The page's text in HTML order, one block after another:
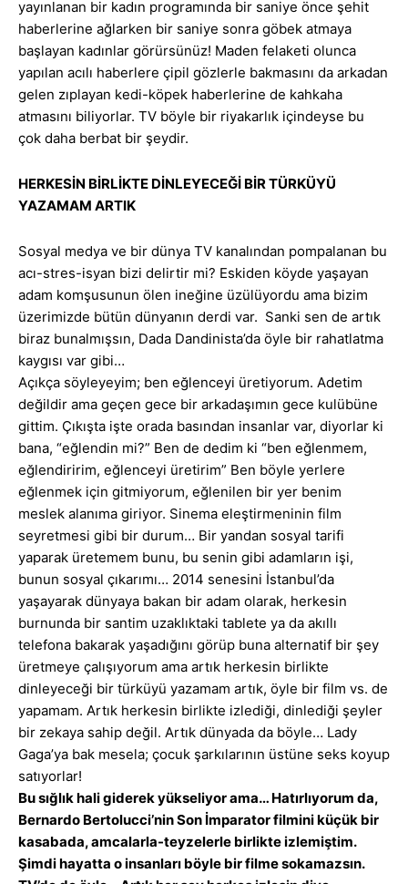
yayınlanan bir kadın programında bir saniye önce şehit
haberlerine ağlarken bir saniye sonra göbek atmaya
başlayan kadınlar görürsünüz! Maden felaketi olunca
yapılan acılı haberlere çipil gözlerle bakmasını da arkadan
gelen zıplayan kedi-köpek haberlerine de kahkaha
atmasını biliyorlar. TV böyle bir riyakarlık içindeyse bu
çok daha berbat bir şeydir.
HERKESİN BİRLİKTE DİNLEYECEĞİ BİR TÜRKÜYÜ
YAZAMAM ARTIK
Sosyal medya ve bir dünya TV kanalından pompalanan bu
acı-stres-isyan bizi delirtir mi? Eskiden köyde yaşayan
adam komşusunun ölen ineğine üzülüyordu ama bizim
üzerimizde bütün dünyanın derdi var. Sanki sen de artık
biraz bunalmışsın, Dada Dandinista’da öyle bir rahatlatma
kaygısı var gibi…
Açıkça söyleyeyim; ben eğlenceyi üretiyorum. Adetim
değildir ama geçen gece bir arkadaşımın gece kulübüne
gittim. Çıkışta işte orada basından insanlar var, diyorlar ki
bana, “eğlendin mi?” Ben de dedim ki “ben eğlenmem,
eğlendiririm, eğlenceyi üretirim” Ben böyle yerlere
eğlenmek için gitmiyorum, eğlenilen bir yer benim
meslek alanıma giriyor. Sinema eleştirmeninin film
seyretmesi gibi bir durum… Bir yandan sosyal tarifi
yaparak üretemem bunu, bu senin gibi adamların işi,
bunun sosyal çıkarımı… 2014 senesini İstanbul’da
yaşayarak dünyaya bakan bir adam olarak, herkesin
burnunda bir santim uzaklıktaki tablete ya da akıllı
telefona bakarak yaşadığını görüp buna alternatif bir şey
üretmeye çalışıyorum ama artık herkesin birlikte
dinleyeceği bir türküyü yazamam artık, öyle bir film vs. de
yapamam. Artık herkesin birlikte izlediği, dinlediği şeyler
bir zekaya sahip değil. Artık dünyada da böyle… Lady
Gaga’ya bak mesela; çocuk şarkılarının üstüne seks koyup
satıyorlar!
Bu sığlık hali giderek yükseliyor ama… Hatırlıyorum da,
Bernardo Bertolucci’nin Son İmparator filmini küçük bir
kasabada, amcalarla-teyzelerle birlikte izlemiştim.
Şimdi hayatta o insanları böyle bir filme sokamazsın.